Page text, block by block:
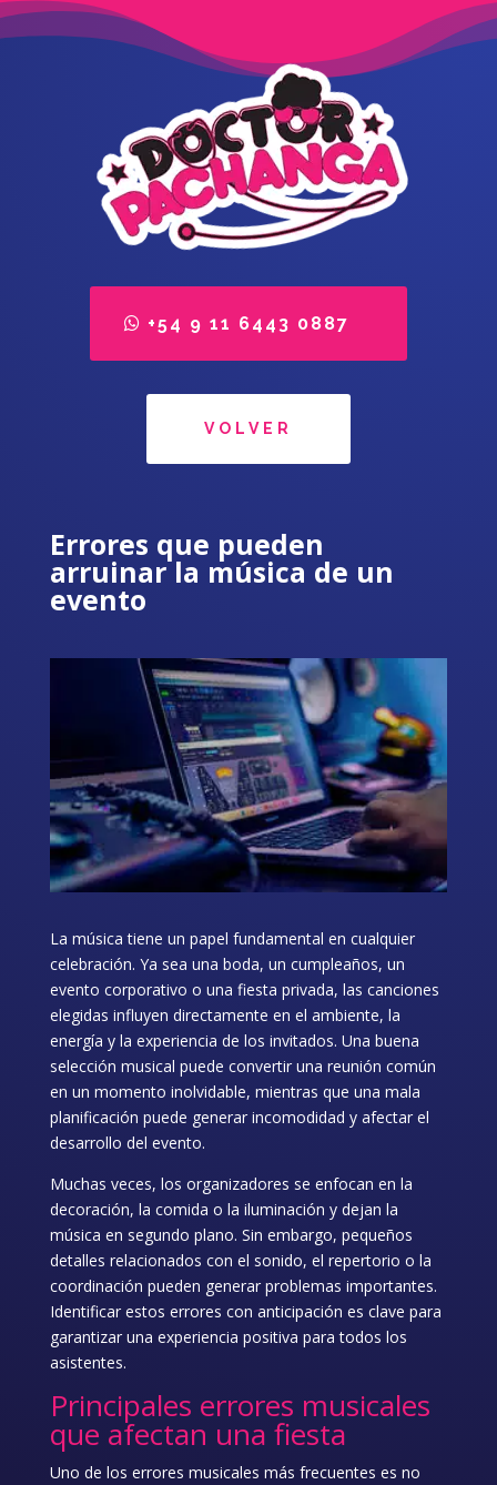
+54 9 11 6443 0887
VOLVER
Errores que pueden
arruinar la música de un
evento
La música tiene un papel fundamental en cualquier
celebración. Ya sea una boda, un cumpleaños, un
evento corporativo o una fiesta privada, las canciones
elegidas influyen directamente en el ambiente, la
energía y la experiencia de los invitados. Una buena
selección musical puede convertir una reunión común
en un momento inolvidable, mientras que una mala
planificación puede generar incomodidad y afectar el
desarrollo del evento.
Muchas veces, los organizadores se enfocan en la
decoración, la comida o la iluminación y dejan la
música en segundo plano. Sin embargo, pequeños
detalles relacionados con el sonido, el repertorio o la
coordinación pueden generar problemas importantes.
Identificar estos errores con anticipación es clave para
garantizar una experiencia positiva para todos los
asistentes.
Principales errores musicales
que afectan una fiesta
Uno de los errores musicales más frecuentes es no